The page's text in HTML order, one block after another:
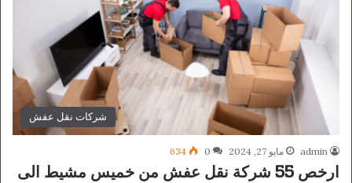
شركات نقل عفش
admin مايو 27, 2024 0
634
ارخص 55 شركة نقل عفش من خميس مشيط الى